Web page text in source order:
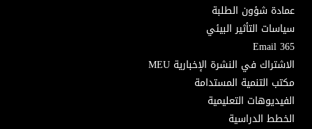
عمادة شؤون الطلبة
سياسات التأثير البيئي
Email 365
الاشتراك في النشرة الإخبارية MEU
مكتب التنمية المستدامة
الفيديوهات التعليمية
الخطط الدراسية